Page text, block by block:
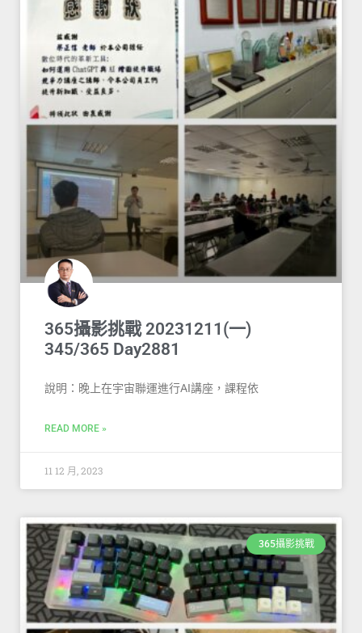
365攝影挑戰 20231211(一)
345/365 Day2881
說明：晚上在宇宙聯運進行AI講座，課程依
READ MORE »
11 12 月, 2023
365攝影挑戰